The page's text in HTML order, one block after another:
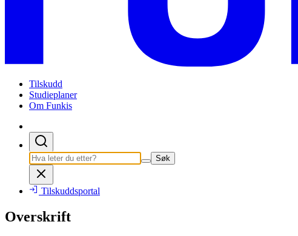
Tilskudd
Studieplaner
Om Funkis
Søk
Tilskuddsportal
Overskrift